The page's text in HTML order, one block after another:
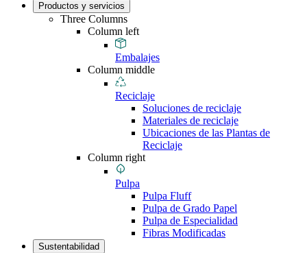
Productos y servicios
Three Columns
Column left
Embalajes
Column middle
Reciclaje
Soluciones de reciclaje
Materiales de reciclaje
Ubicaciones de las Plantas de
Reciclaje
Column right
Pulpa
Pulpa Fluff
Pulpa de Grado Papel
Pulpa de Especialidad
Fibras Modificadas
Sustentabilidad